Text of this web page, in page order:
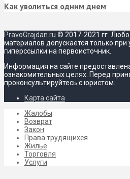
Как уволиться одним днем
PravoGrajdan.ru © 2017-2021 гг.
материалов допускается только при
гиперссылки на первоисточник.
Информация на сайте
ознакомительных целях. Перед
проконсультируйтесь с юристом.
Карта сайта
Жалобы
Возврат
Закон
Права трудящихся
Жилье
Торговля
Услуги